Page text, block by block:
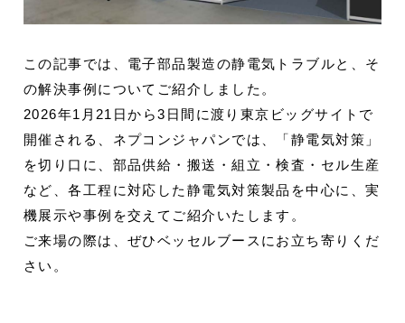
この記事では、電子部品製造の静電気トラブルと、そ
の解決事例についてご紹介しました。
2026年1月21日から3日間に渡り東京ビッグサイトで
開催される、ネプコンジャパンでは、「静電気対策」
を切り口に、部品供給・搬送・組立・検査・セル生産
など、各工程に対応した静電気対策製品を中心に、実
機展示や事例を交えてご紹介いたします。
ご来場の際は、ぜひベッセルブースにお立ち寄りくだ
さい。